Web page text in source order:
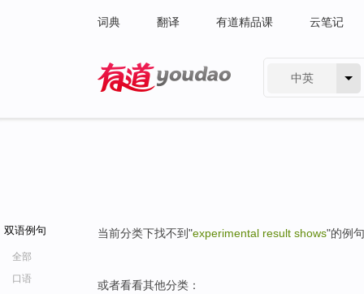
词典 翻译 有道精品课 云笔记
中英
双语例句
全部
口语
当前分类下找不到"experimental result shows"的例
或者看看其他分类：